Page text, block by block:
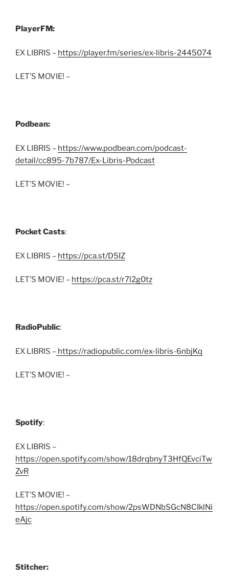
PlayerFM:
EX LIBRIS – https://player.fm/series/ex-libris-2445074
LET’S MOVIE! –
Podbean:
EX LIBRIS – https://www.podbean.com/podcast-
detail/cc895-7b787/Ex-Libris-Podcast
LET’S MOVIE! –
Pocket Casts:
EX LIBRIS – https://pca.st/D5IZ
LET’S MOVIE! – https://pca.st/r7l2g0tz
RadioPublic:
EX LIBRIS – https://radiopublic.com/ex-libris-6nbjKq
LET’S MOVIE! –
Spotify:
EX LIBRIS –
https://open.spotify.com/show/18drqbnyT3HfQEvciTw
ZvR
LET’S MOVIE! –
https://open.spotify.com/show/2psWDNbSGcN8CIklNi
eAjc
Stitcher: